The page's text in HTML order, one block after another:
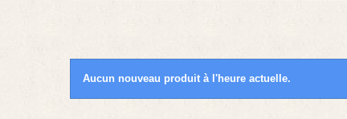
Aucun nouveau produit à l'heure actuelle.